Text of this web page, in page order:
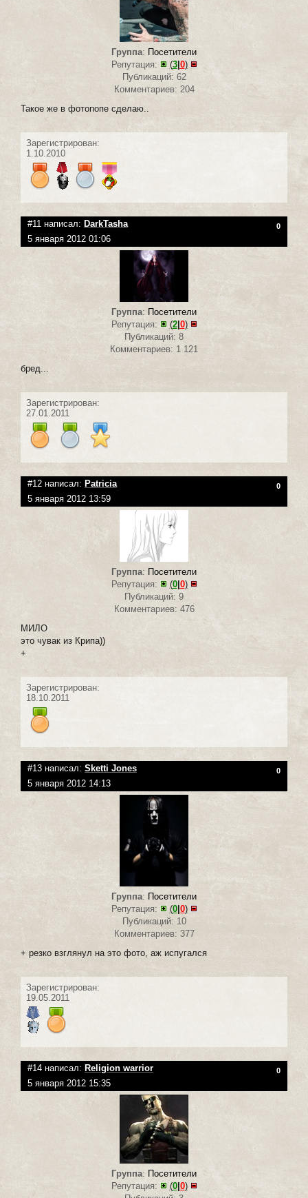
Группа: Посетители
Репутация:
(3|0)
Публикаций: 62
Комментариев: 204
Такое же в фотопопе сделаю..
Зарегистрирован:
1.10.2010
#11 написал: DarkTasha 0
5 января 2012 01:06
Группа: Посетители
Репутация:
(2|0)
Публикаций: 8
Комментариев: 1 121
бред...
Зарегистрирован:
27.01.2011
#12 написал: Patricia 0
5 января 2012 13:59
Группа: Посетители
Репутация:
(0|0)
Публикаций: 9
Комментариев: 476
МИЛО
это чувак из Крипа))
+
Зарегистрирован:
18.10.2011
#13 написал: Sketti Jones 0
5 января 2012 14:13
Группа: Посетители
Репутация:
(0| 0)
Публикаций: 10
Комментариев: 377
+ резко взглянул на это фото, аж испугался
Зарегистрирован:
19.05.2011
#14 написал: Religion warrior 0
5 января 2012 15:35
Группа: Посетители
Репутация:
(0| 0)